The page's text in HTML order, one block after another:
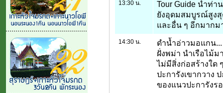
13:30 น.
Tour Guide นำท่า
ยังอุดมสมบูรณ์สูงสุ
และอื่น ๆ อีกมากม
14:30 น.
ดำน้ำอ่าวมอแกน
ฝั่งพม่า นำเรือไม้
ไม่มีสิ่งก่อสร้างใด
ปะการังเขากวาง
ของแนวปะการังร